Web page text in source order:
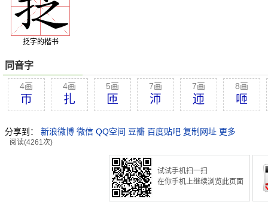
抸字的楷书
同音字
4画
帀
4画
扎
5画
匝
7画
沞
7画
迊
8画
咂
分享到： 新浪微博 微信 QQ空间 豆瓣 百度贴吧 复制网址 更多
阅读(4261次)
试试手机扫一扫
在你手机上继续浏览此页面